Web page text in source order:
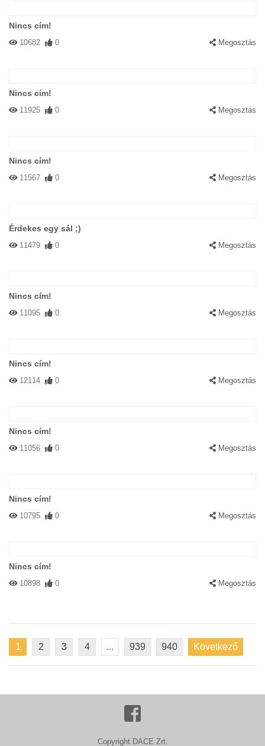
Nincs cím!
10682 0 Megosztás
Nincs cím!
11925 0 Megosztás
Nincs cím!
11567 0 Megosztás
Érdekes egy sál ;)
11479 0 Megosztás
Nincs cím!
11095 0 Megosztás
Nincs cím!
12114 0 Megosztás
Nincs cím!
11056 0 Megosztás
Nincs cím!
10795 0 Megosztás
Nincs cím!
10898 0 Megosztás
1 2 3 4 ... 939 940 Következő
Copyright DACE Zrt.